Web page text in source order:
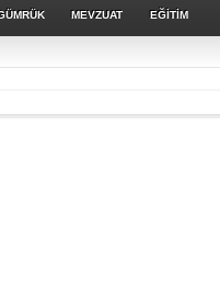
MEVZUAT EĞİTİM